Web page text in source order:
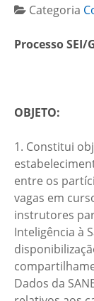
Categoria
Processo SEI/
OBJETO:
1. Constitui
entre os
vagas em
instrutores
Inteligência à
Dados da